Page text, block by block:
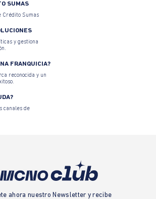
SUMAS
Crédito Sumas
y gestiona
FRANQUICIA?
reconocida y un
canales de
ahora nuestro Newsletter y recibe